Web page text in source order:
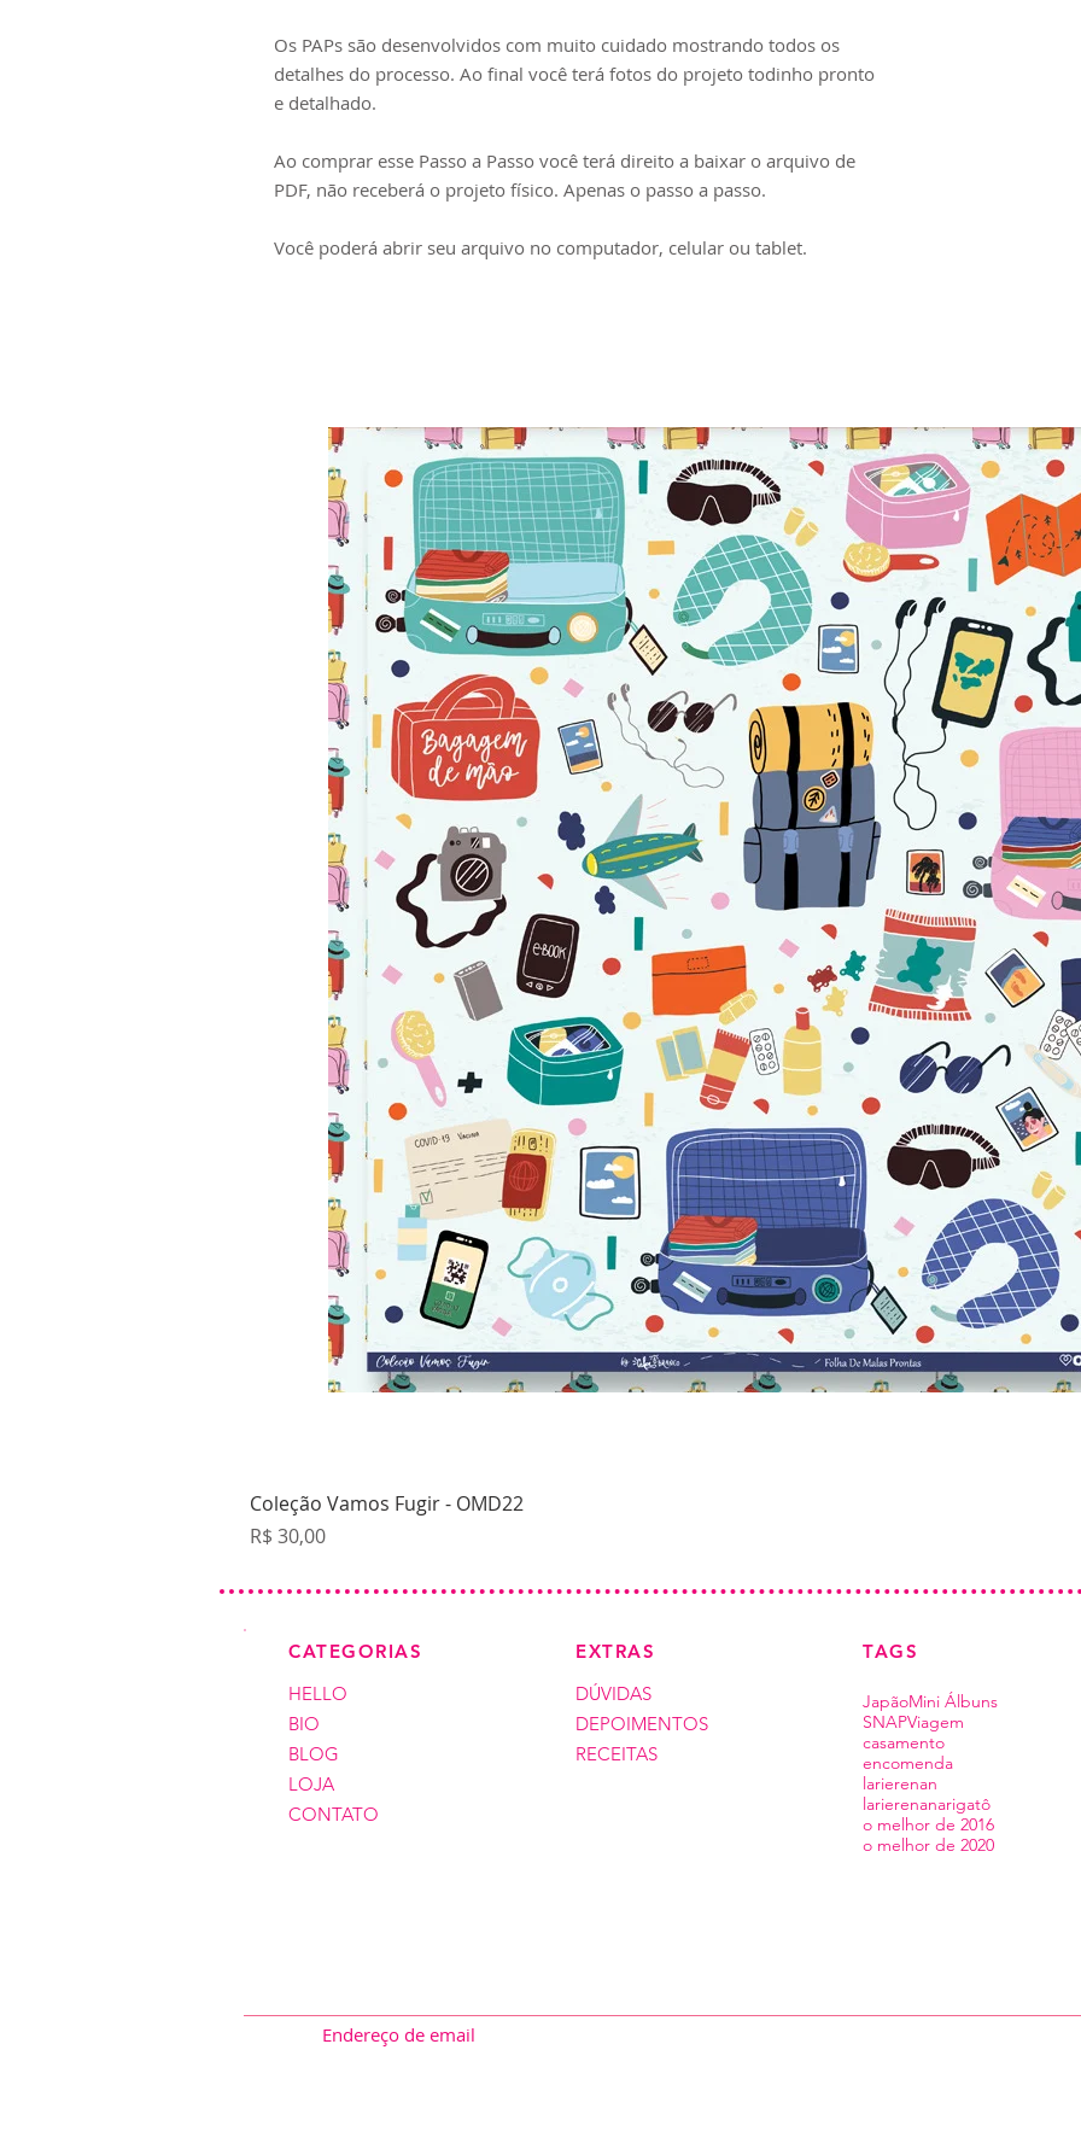
Os PAPs são desenvolvidos com muito cuidado mostrando todos os
detalhes do processo. Ao final você terá fotos do projeto todinho pronto
e detalhado.
Ao comprar esse Passo a Passo você terá direito a baixar o arquivo de
PDF, não receberá o projeto físico. Apenas o passo a passo.
Você poderá abrir seu arquivo no computador, celular ou tablet.
Coleção Vamos Fugir - OMD22
Preço
R$ 30,00
CATEGORIAS
HELLO
BIO
BLOG
LOJA
CONTATO
EXTRAS
DÚVIDAS
DEPOIMENTOS
RECEITAS
TAGS
JapãoMini Álbuns
SNAPViagem
casamento
encomenda
larierenan
larierenanarigatô
o melhor de 2016
o melhor de 2020